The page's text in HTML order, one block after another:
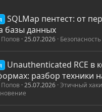
SQLMap пентест: от
базы данных
Попов 25.07.2026
Unauthenticated RCE в
разбор техники
Попов 25.07.2026 Этичный